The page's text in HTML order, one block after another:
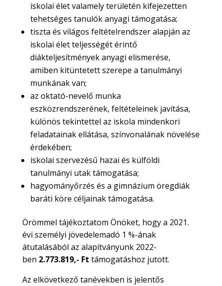
iskolai élet valamely területén kifejezetten
tehetséges tanulók anyagi támogatása;
tiszta és világos feltételrendszer alapján az
iskolai élet teljességét érintő
diákteljesítmények anyagi elismerése,
amiben kitüntetett szerepe a tanulmányi
munkának van;
az oktató-nevelő munka
eszközrendszerének, feltételeinek javítása,
különös tekintettel az iskola mindenkori
feladatainak ellátása, színvonalának növelése
érdekében;
iskolai szervezésű hazai és külföldi
tanulmányi utak támogatása;
hagyományőrzés és a gimnázium öregdiák
baráti köre céljainak támogatása.
Örömmel tájékoztatom Önöket, hogy a 2021.
évi személyi jövedelemadó 1 %-ának
átutalásából az alapítványunk 2022-
ben 2.773.819,- Ft támogatáshoz jutott.
Az elkövetkező tanévekben is jelentős